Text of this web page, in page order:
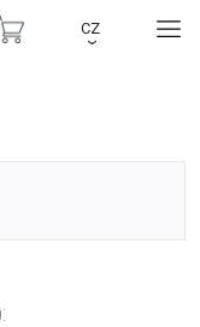
CZ
›